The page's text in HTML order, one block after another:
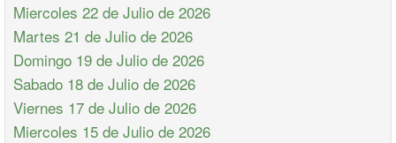
Miercoles 22 de Julio de 2026
Martes 21 de Julio de 2026
Domingo 19 de Julio de 2026
Sabado 18 de Julio de 2026
Viernes 17 de Julio de 2026
Miercoles 15 de Julio de 2026